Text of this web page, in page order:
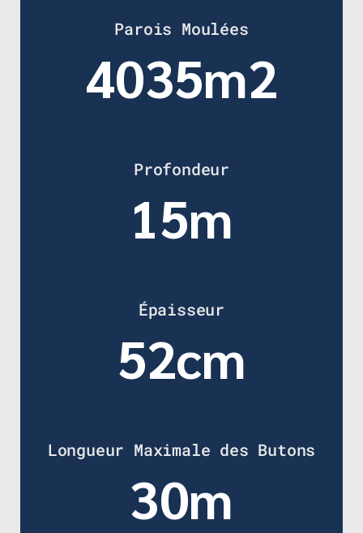
Parois Moulées
4035m2
Profondeur
15m
Épaisseur
52cm
Longueur Maximale des Butons
30m